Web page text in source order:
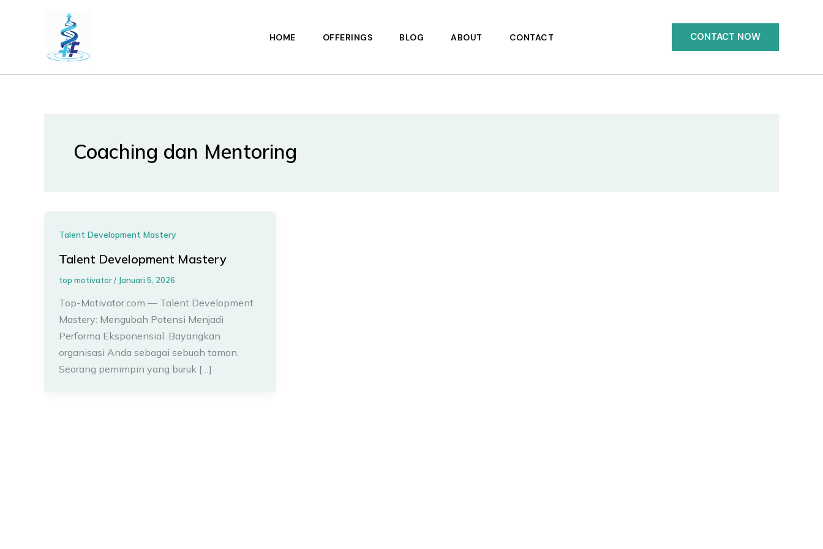
HOME OFFERINGS BLOG ABOUT CONTACT CONTACT NOW
Coaching dan Mentoring
Talent Development Mastery
Talent Development Mastery
top motivator/ Januari 5, 2026
Top-Motivator.com — Talent Development
Mastery: Mengubah Potensi Menjadi
Performa Eksponensial. Bayangkan
organisasi Anda sebagai sebuah taman.
Seorang pemimpin yang buruk […]